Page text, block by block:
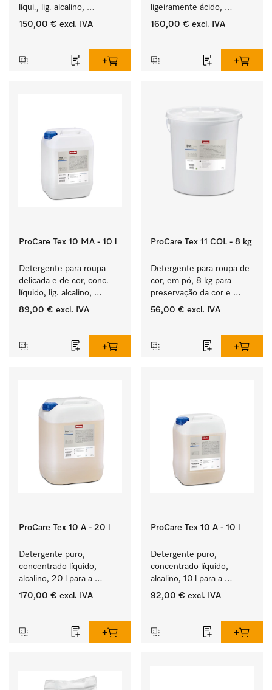
líqui., lig. alcalino,
20 l para a lavagem de
150,00 € excl. IVA
ligeiramente ácido,
20 l para limpeza
160,00 € excl. IVA
ProCare Tex 10 MA - 10 l
Detergente para roupa
delicada e de cor, conc.
líquido, lig. alcalino,
10 l para a lavagem de
89,00 € excl. IVA
ProCare Tex 11 COL - 8 kg
Detergente para roupa de
cor, em pó, 8 kg para
preservação da cor e
lavagem de roupa de cor.
56,00 € excl. IVA
ProCare Tex 10 A - 20 l
Detergente puro,
concentrado líquido,
alcalino, 20 l para a
lavagem de têxteis
170,00 € excl. IVA
ProCare Tex 10 A - 10 l
Detergente puro,
concentrado líquido,
alcalino, 10 l para a
lavagem de têxteis
92,00 € excl. IVA